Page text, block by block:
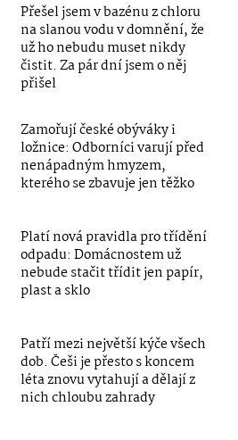
Přešel jsem v bazénu z chloru
na slanou vodu v domnění, že
už ho nebudu muset nikdy
čistit. Za pár dní jsem o něj
přišel
Zamořují české obýváky i
ložnice: Odborníci varují před
nenápadným hmyzem,
kterého se zbavuje jen těžko
Platí nová pravidla pro třídění
odpadu: Domácnostem už
nebude stačit třídit jen papír,
plast a sklo
Patří mezi největší kýče všech
dob. Češi je přesto s koncem
léta znovu vytahují a dělají z
nich chloubu zahrady